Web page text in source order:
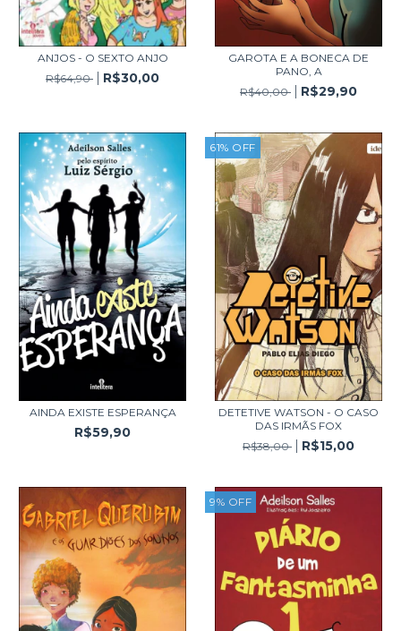
ANJOS - O SEXTO ANJO
R$64,90
R$30,00
GAROTA E A BONECA DE
PANO, A
R$40,00
R$29,90
AINDA EXISTE ESPERANÇA
R$59,90
61% OFF
DETETIVE WATSON - O CASO
DAS IRMÃS FOX
R$38,00
R$15,00
9% OFF